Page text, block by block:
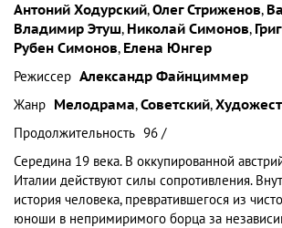
Антоний Ходурский,Олег Стриженов,
Владимир Этуш, Николай Симонов,
Рубен Симонов, Елена Юнгер
Режиссер Александр Файнциммер
Жанр Мелодрама,Советский,
Продолжительность 96 /
Середина 19 века. В оккупированной
Италии действуют силы сопротивления.
история человека, превратившегося из
юноши в непримиримого борца за